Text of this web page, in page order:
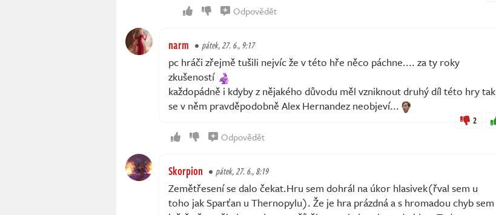
Odpovědět
narm pátek, 27. 6., 9:17
pc hráči zřejmě tušili nejvíc že v této hře něco páchne.... za ty roky
zkušeností
každopádně i kdyby z nějakého důvodu měl vzniknout druhý díl této hry tak
se v něm pravděpodobně Alex Hernandez neobjeví...
2
Odpovědět
Skorpion pátek, 27. 6., 8:19
Zemětřesení se dalo čekat.Hru sem dohrál na úkor hlasivek(řval sem u
toho jak Sparťan u Thernopylu). Že je hra prázdná a s hromadou chyb sem